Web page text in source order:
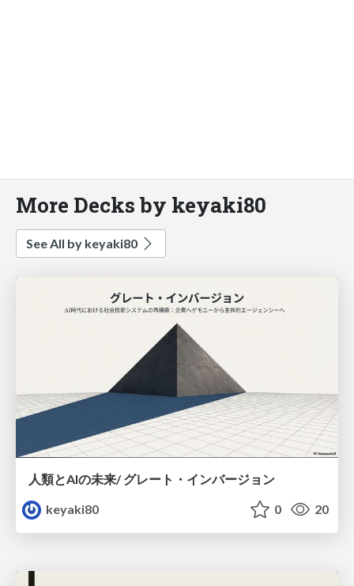
More Decks by keyaki80
See All by keyaki80
人類とAIの未来/ グレート・インバージョン
keyaki80
0 20